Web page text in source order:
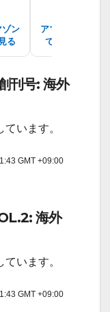
ゾン
る
アマゾン
で見る
刊号: 海外
います。
GMT +09:00
海外
います。
GMT +09:00